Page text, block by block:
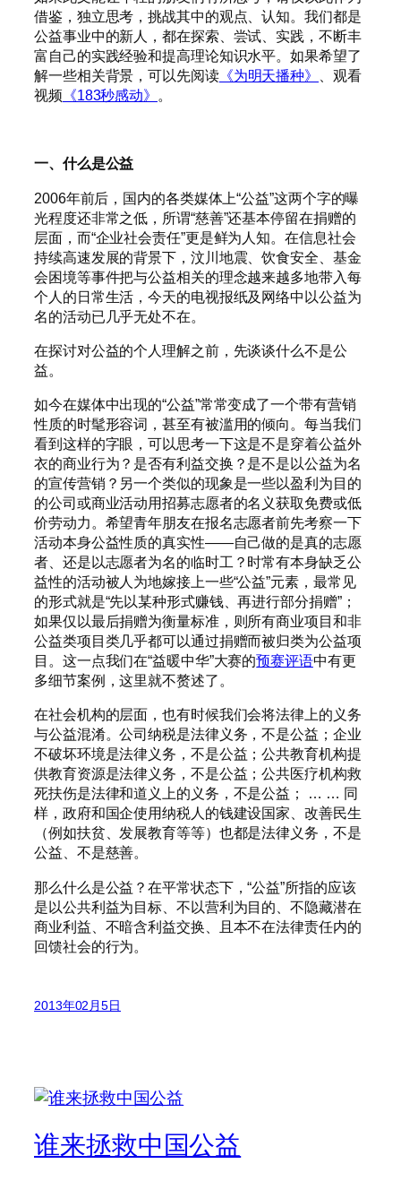
借鉴，独立思考，挑战其中的观点、认知。我们都是
公益事业中的新人，都在探索、尝试、实践，不断丰
富自己的实践经验和提高理论知识水平。如果希望了
解一些相关背景，可以先阅读《为明天播种》
、观看
视频 《183秒感动》 。
一、什么是公益
2006年前后，国内的各类媒体上“公益”这两个字的曝
光程度还非常之低，所谓“慈善”还基本停留在捐赠的
层面，而“企业社会责任”更是鲜为人知。在信息社会
持续高速发展的背景下，汶川地震、饮食安全、基金
会困境等事件把与公益相关的理念越来越多地带入每
个人的日常生活，今天的电视报纸及网络中以公益为
名的活动已几乎无处不在。
在探讨对公益的个人理解之前，先谈谈什么不是公
益。
如今在媒体中出现的“公益”常常变成了一个带有营销
性质的时髦形容词，甚至有被滥用的倾向。每当我们
看到这样的字眼，可以思考一下这是不是穿着公益外
衣的商业行为？是否有利益交换？是不是以公益为名
的宣传营销？另一个类似的现象是一些以盈利为目的
的公司或商业活动用招募志愿者的名义获取免费或低
价劳动力。希望青年朋友在报名志愿者前先考察一下
活动本身公益性质的真实性——自己做的是真的志愿
者、还是以志愿者为名的临时工？时常有本身缺乏公
益性的活动被人为地嫁接上一些“公益”元素，最常见
的形式就是“先以某种形式赚钱、再进行部分捐赠”；
如果仅以最后捐赠为衡量标准，则所有商业项目和非
公益类项目类几乎都可以通过捐赠而被归类为公益项
目。这一点我们在“益暖中华”大赛的预赛评语中有更
多细节案例，这里就不赘述了。
在社会机构的层面，也有时候我们会将法律上的义务
与公益混淆。公司纳税是法律义务，不是公益；企业
不破坏环境是法律义务，不是公益；公共教育机构提
供教育资源是法律义务，不是公益；公共医疗机构救
死扶伤是法律和道义上的义务，不是公益； … … 同
样，政府和国企使用纳税人的钱建设国家、改善民生
（例如扶贫、发展教育等等）也都是法律义务，不是
公益、不是慈善。
那么什么是公益？在平常状态下，“公益”所指的应该
是以公共利益为目标、不以营利为目的、不隐藏潜在
商业利益、不暗含利益交换、且本不在法律责任内的
回馈社会的行为。
2013年02月5日
谁来拯救中国公益